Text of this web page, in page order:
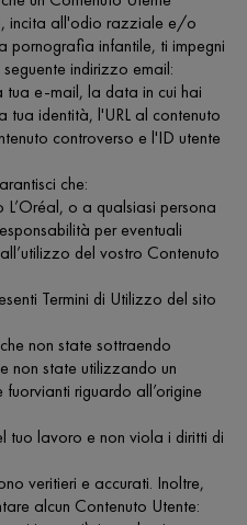
incita all'odio razziale e/o
infantile, ti impegni
indirizzo email:
tua e-mail, la data in cui hai
tua identità, l'URL al contenuto
controverso e l'ID utente
che:
o a qualsiasi persona
per eventuali
del vostro Contenuto
Termini di Utilizzo del sito
non state sottraendo
non state utilizzando un
riguardo all’origine
tuo lavoro e non viola i diritti di
veritieri e accurati. Inoltre,
alcun Contenuto Utente: